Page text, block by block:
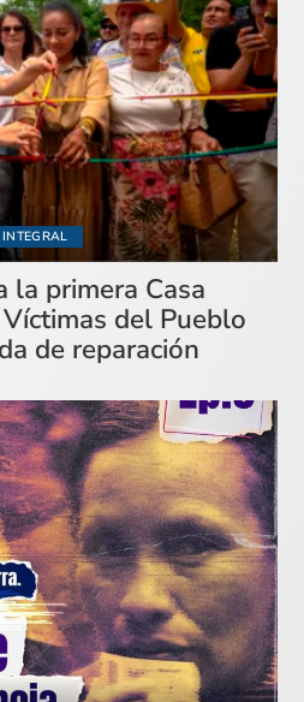
la primera Casa
del Pueblo
de reparación